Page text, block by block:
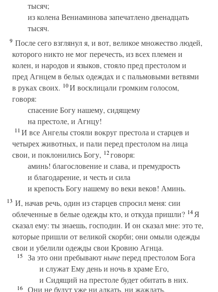
тысяч;
из колена Вениаминова запечатлено двенадцать
тысяч.
9 После сего взглянул я, и вот, великое множество людей,
которого никто не мог перечесть, из всех племен и
колен, и народов и языков, стояло пред престолом и
пред Агнцем в белых одеждах и с пальмовыми ветвями
в руках своих. 10И восклицали громким голосом,
говоря:
спасение Богу нашему, сидящему
на престоле, и Агнцу!
11И все Ангелы стояли вокруг престола и старцев и
четырех животных, и пали перед престолом на лица
свои, и поклонились Богу, 12говоря:
аминь! благословение и слава, и премудрость
и благодарение, и честь и сила
и крепость Богу нашему во веки веков! Аминь.
13 И, начав речь, один из старцев спросил меня: сии
облеченные в белые одежды кто, и откуда пришли? 14Я
сказал ему: ты знаешь, господин. И он сказал мне: это те,
которые пришли от великой скорби; они омыли одежды
свои и убелили одежды свои Кровию Агнца.
15 За это они пребываютнынеперед престолом Бога
и служат Ему день и ночь в храме Его,
и Сидящий на престоле будет обитать в них.
16 Они не будут уже ни алкать, ни жаждать,